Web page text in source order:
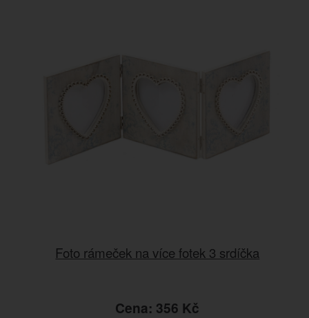
Foto rámeček na více fotek 3 srdíčka
Cena: 356 Kč